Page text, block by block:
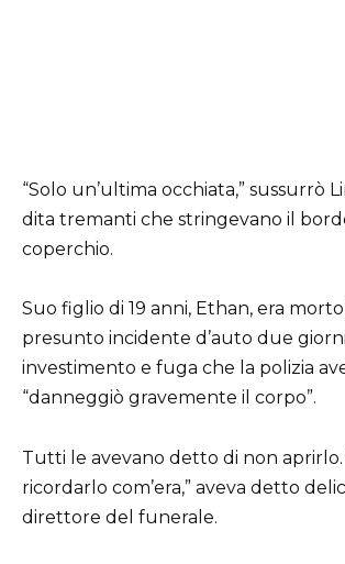
“Solo un’ultima occhiata,” sussurrò
dita tremanti che stringevano il
coperchio.
Suo figlio di 19 anni, Ethan, era
presunto incidente d’auto due
investimento e fuga che la polizia
“danneggiò gravemente il corpo”.
Tutti le avevano detto di non aprirlo.
ricordarlo com’era,” aveva detto
direttore del funerale.